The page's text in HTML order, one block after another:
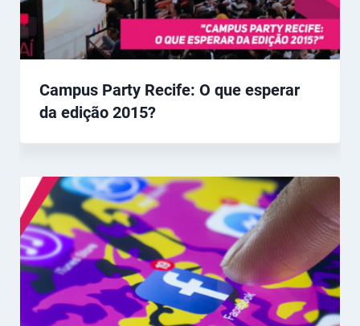
Campus Party Recife: O que esperar
da edição 2015?